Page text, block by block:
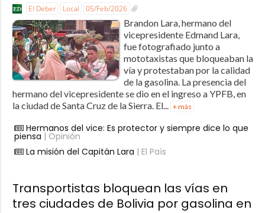
El Deber Local 05/Feb/2026
Brandon Lara, hermano del
vicepresidente Edmand Lara,
fue fotografiado junto a
mototaxistas que bloqueaban la
vía y protestaban por la calidad
de la gasolina. La presencia del
hermano del vicepresidente se dio en el ingreso a YPFB, en
la ciudad de Santa Cruz de la Sierra. El... + más
Hermanos del vice: Es protector y siempre dice lo que
piensa | Opinión
La misión del Capitán Lara | El País
Transportistas bloquean las vías en
tres ciudades de Bolivia por gasolina en